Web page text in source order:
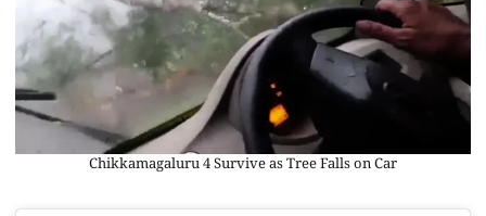
Chikkamagaluru 4 Survive as Tree Falls on Car